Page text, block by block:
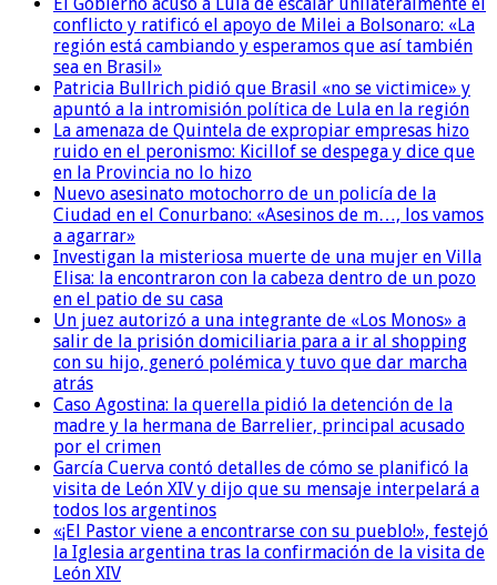
conflicto y ratificó el apoyo de Milei a Bolsonaro: «La
región está cambiando y esperamos que así también
sea en Brasil»
Patricia Bullrich pidió que Brasil «no se victimice» y
apuntó a la intromisión política de Lula en la región
La amenaza de Quintela de expropiar empresas hizo
ruido en el peronismo: Kicillof se despega y dice que
en la Provincia no lo hizo
Nuevo asesinato motochorro de un policía de la
Ciudad en el Conurbano: «Asesinos de m…, los vamos
a agarrar»
Investigan la misteriosa muerte de una mujer en Villa
Elisa: la encontraron con la cabeza dentro de un pozo
en el patio de su casa
Un juez autorizó a una integrante de «Los Monos» a
salir de la prisión domiciliaria para a ir al shopping
con su hijo, generó polémica y tuvo que dar marcha
atrás
Caso Agostina: la querella pidió la detención de la
madre y la hermana de Barrelier, principal acusado
por el crimen
García Cuerva contó detalles de cómo se planificó la
visita de León XIV y dijo que su mensaje interpelará a
todos los argentinos
«¡El Pastor viene a encontrarse con su pueblo!», festejó
la Iglesia argentina tras la confirmación de la visita de
León XIV